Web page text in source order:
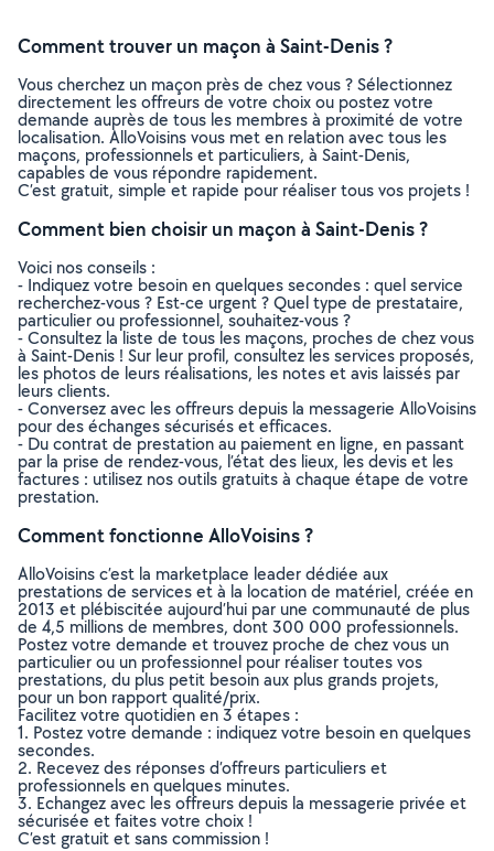
Comment trouver un maçon à Saint-Denis ?
Vous cherchez un maçon près de chez vous ? Sélectionnez
directement les offreurs de votre choix ou postez votre
demande auprès de tous les membres à proximité de votre
localisation. AlloVoisins vous met en relation avec tous les
maçons, professionnels et particuliers, à Saint-Denis,
capables de vous répondre rapidement.
C’est gratuit, simple et rapide pour réaliser tous vos projets !
Comment bien choisir un maçon à Saint-Denis ?
Voici nos conseils :
- Indiquez votre besoin en quelques secondes : quel service
recherchez-vous ? Est-ce urgent ? Quel type de prestataire,
particulier ou professionnel, souhaitez-vous ?
- Consultez la liste de tous les maçons, proches de chez vous
à Saint-Denis ! Sur leur profil, consultez les services proposés,
les photos de leurs réalisations, les notes et avis laissés par
leurs clients.
- Conversez avec les offreurs depuis la messagerie AlloVoisins
pour des échanges sécurisés et efficaces.
- Du contrat de prestation au paiement en ligne, en passant
par la prise de rendez-vous, l’état des lieux, les devis et les
factures : utilisez nos outils gratuits à chaque étape de votre
prestation.
Comment fonctionne AlloVoisins ?
AlloVoisins c’est la marketplace leader dédiée aux
prestations de services et à la location de matériel, créée en
2013 et plébiscitée aujourd’hui par une communauté de plus
de 4,5 millions de membres, dont 300 000 professionnels.
Postez votre demande et trouvez proche de chez vous un
particulier ou un professionnel pour réaliser toutes vos
prestations, du plus petit besoin aux plus grands projets,
pour un bon rapport qualité/prix.
Facilitez votre quotidien en 3 étapes :
1. Postez votre demande : indiquez votre besoin en quelques
secondes.
2. Recevez des réponses d’offreurs particuliers et
professionnels en quelques minutes.
3. Echangez avec les offreurs depuis la messagerie privée et
sécurisée et faites votre choix !
C’est gratuit et sans commission !